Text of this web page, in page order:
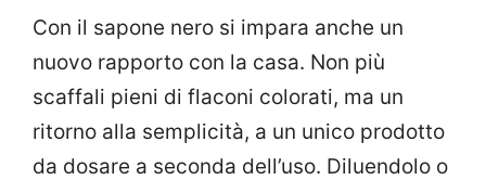
Con il sapone nero si impara anche un
nuovo rapporto con la casa. Non più
scaffali pieni di flaconi colorati, ma un
ritorno alla semplicità, a un unico prodotto
da dosare a seconda dell’uso. Diluendolo o